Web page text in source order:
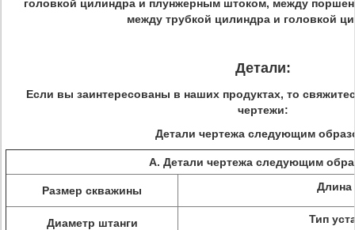
головкой цилиндра и плунжерным штоком, между
между трубкой цилиндра и головкой
Детали:
Если вы заинтересованы в наших продуктах, то
чертежи:
Детали чертежа следующим
А. Детали чертежа следующим
Размер скважины Длина
Диаметр штанги Тип